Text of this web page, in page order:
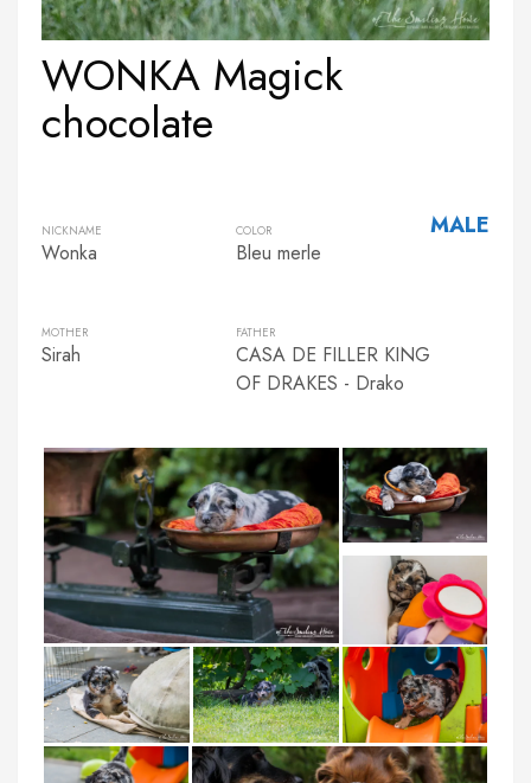
WONKA Magick
chocolate
MALE
NICKNAME
Wonka
COLOR
Bleu merle
MOTHER
Sirah
FATHER
CASA DE FILLER KING
OF DRAKES - Drako